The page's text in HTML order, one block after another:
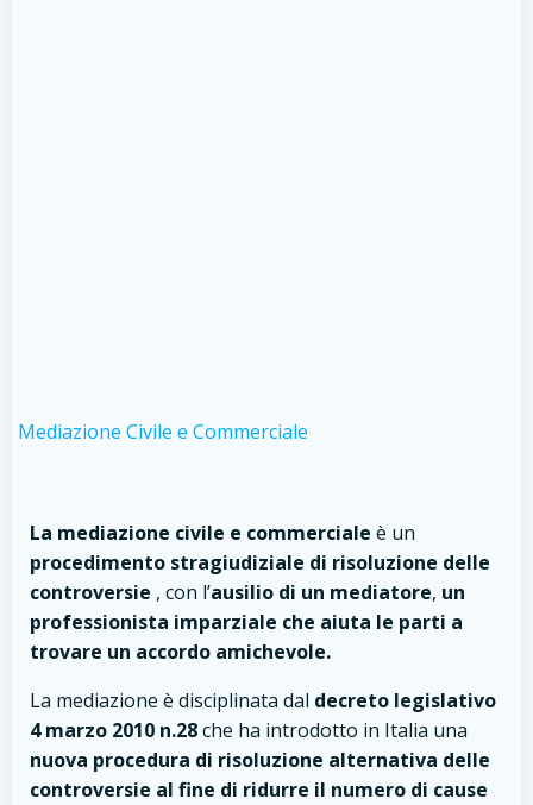
Mediazione Civile e Commerciale
La mediazione civile e commerciale è un
procedimento stragiudiziale di risoluzione delle
controversie , con l’ausilio di un mediatore, un
professionista imparziale che aiuta le parti a
trovare un accordo amichevole.
La mediazione è disciplinata dal decreto legislativo
4 marzo 2010 n.28che ha introdotto in Italia una
nuova procedura di risoluzione alternativa delle
controversie al fine di ridurre il numero di cause